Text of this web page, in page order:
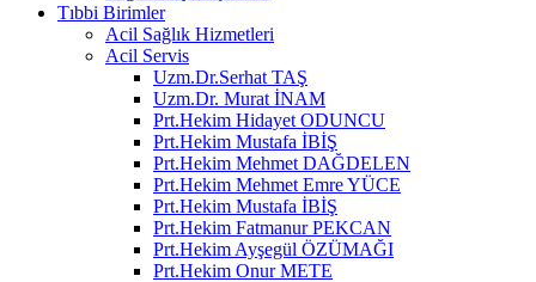
Tıbbi Birimler
Acil Sağlık Hizmetleri
Acil Servis
Uzm.Dr.Serhat TAŞ
Uzm.Dr. Murat İNAM
Prt.Hekim Hidayet ODUNCU
Prt.Hekim Mustafa İBİŞ
Prt.Hekim Mehmet DAĞDELEN
Prt.Hekim Mehmet Emre YÜCE
Prt.Hekim Mustafa İBİŞ
Prt.Hekim Fatmanur PEKCAN
Prt.Hekim Ayşegül ÖZÜMAĞI
Prt.Hekim Onur METE